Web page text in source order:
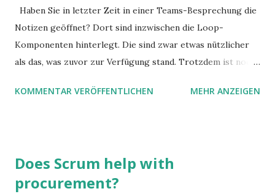
Haben Sie in letzter Zeit in einer Teams-Besprechung die
Notizen geöffnet? Dort sind inzwischen die Loop-
Komponenten hinterlegt. Die sind zwar etwas nützlicher
als das, was zuvor zur Verfügung stand. Trotzdem ist noch
Stolperfallen. Hier ein erster, kritischer Blick auf das was
KOMMENTAR VERÖFFENTLICHEN MEHR ANZEIGEN
Does Scrum help with
procurement?